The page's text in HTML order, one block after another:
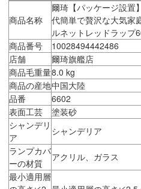
商品名称
爾琦【パッケージ設置
代簡単で贅沢な大気家
ルネットレッドラップ
商品番号
10028494442486
店舗
爾琦旗艦店
商品毛重量8.0 kg
商品の産地中国大陸
品番
6602
表面工芸
塗装砂
シャンデリ
ア
シャンデリア
ランプカバ
ーの材質
アクリル、ガラス
最小適用層